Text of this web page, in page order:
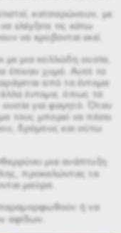
κατσαρώνουν, με
ελέγξετε τις κάτω
να κρύβονται εκεί.
με μια κολλώδη ουσία,
έπιναν χυμό. Αυτό το
από τα έντομα
έντομα, όπως τα
για φαγητό. Όταν
τους μπορεί να πέσει
δρόμους και ούτω
μια ανάπτυξη
προκαλώντας τα
μαύρα.
παραμορφωθούν ή να
αφίδων.